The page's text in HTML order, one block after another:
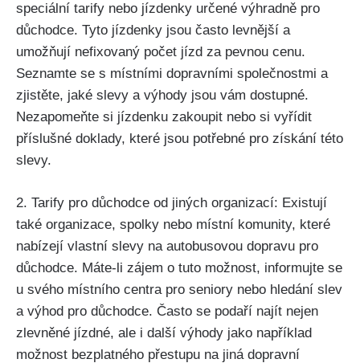
speciální tarify nebo jízdenky určené výhradně pro
důchodce. Tyto jízdenky jsou často levnější a
umožňují nefixovaný počet jízd za pevnou cenu.
Seznamte se s místními dopravními společnostmi a
zjistěte, jaké slevy a výhody jsou vám dostupné.
Nezapomeňte si jízdenku zakoupit nebo si vyřídit
příslušné doklady, které jsou potřebné pro získání této
slevy.
2. Tarify pro důchodce od jiných organizací: Existují
také organizace, spolky nebo místní komunity, které
nabízejí vlastní slevy na autobusovou dopravu pro
důchodce. Máte-li zájem o tuto možnost, informujte se
u svého místního centra pro seniory nebo hledání slev
a výhod pro důchodce. Často se podaří najít nejen
zlevněné jízdné, ale i další výhody jako například
možnost bezplatného přestupu na jiná dopravní